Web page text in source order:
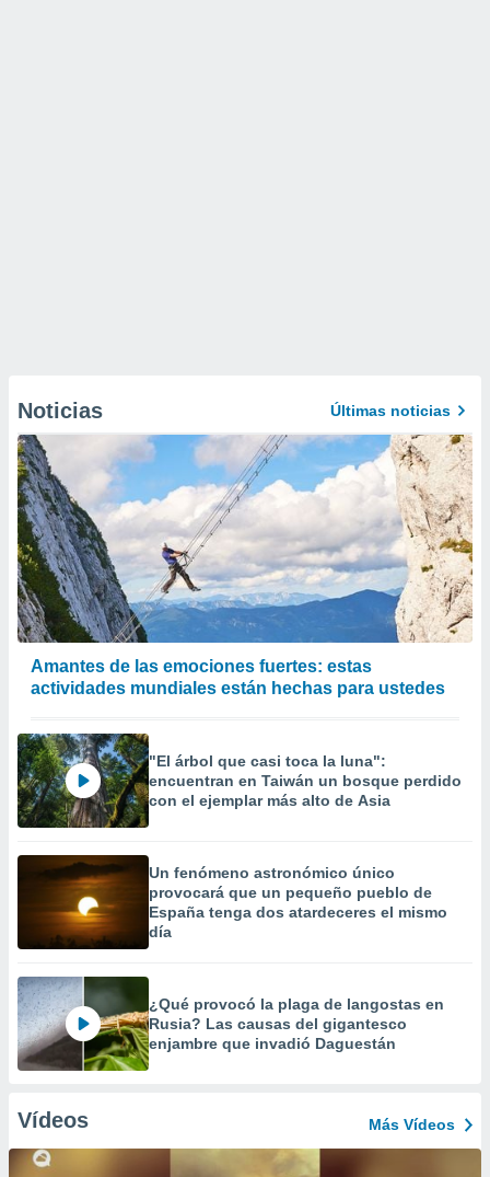
Noticias Últimas noticias
Amantes de las emociones fuertes: estas
actividades mundiales están hechas para ustedes
"El árbol que casi toca la luna":
encuentran en Taiwán un bosque perdido
con el ejemplar más alto de Asia
Un fenómeno astronómico único
provocará que un pequeño pueblo de
España tenga dos atardeceres el mismo
día
¿Qué provocó la plaga de langostas en
Rusia? Las causas del gigantesco
enjambre que invadió Daguestán
Vídeos Más Vídeos